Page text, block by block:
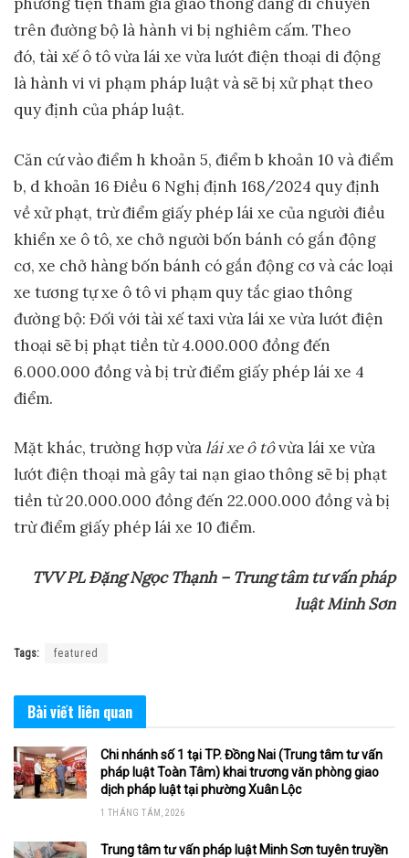
trên đường bộ là hành vi bị nghiêm cấm. Theo
đó, tài xế ô tô vừa lái xe vừa lướt điện thoại di động
là hành vi vi phạm pháp luật và sẽ bị xử phạt theo
quy định của pháp luật.
Căn cứ vào điểm h khoản 5, điểm b khoản 10 và điểm
b, d khoản 16 Điều 6 Nghị định 168/2024 quy định
về xử phạt, trừ điểm giấy phép lái xe của người điều
khiển xe ô tô, xe chở người bốn bánh có gắn động
cơ, xe chở hàng bốn bánh có gắn động cơ và các loại
xe tương tự xe ô tô vi phạm quy tắc giao thông
đường bộ: Đối với tài xế taxi vừa lái xe vừa lướt điện
thoại sẽ bị phạt tiền từ 4.000.000 đồng đến
6.000.000 đồng và bị trừ điểm giấy phép lái xe 4
điểm.
Mặt khác, trường hợp vừalái xe ô tôvừa lái xe vừa
lướt điện thoại mà gây tai nạn giao thông sẽ bị phạt
tiền từ 20.000.000 đồng đến 22.000.000 đồng và bị
trừ điểm giấy phép lái xe 10 điểm.
TVV PL Đặng Ngọc Thạnh – Trung tâm tư vấn pháp
luật Minh Sơn
Tags: featured
Bài viết liên quan
Chi nhánh số 1 tại TP. Đồng Nai (Trung tâm tư vấn
pháp luật Toàn Tâm) khai trương văn phòng giao
dịch pháp luật tại phường Xuân Lộc
1 THÁNG TÁM, 2026
Trung tâm tư vấn pháp luật Minh Sơn tuyên truyền